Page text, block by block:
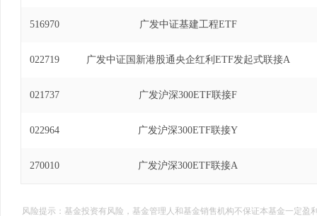
516970 广发中证基建工程ETF
022719 广发中证国新港股通央企红利ETF发起式联接A
021737 广发沪深300ETF联接F
022964 广发沪深300ETF联接Y
270010 广发沪深300ETF联接A
风险提示：基金投资有风险，基金管理人和基金销售机构不保证本基金一定